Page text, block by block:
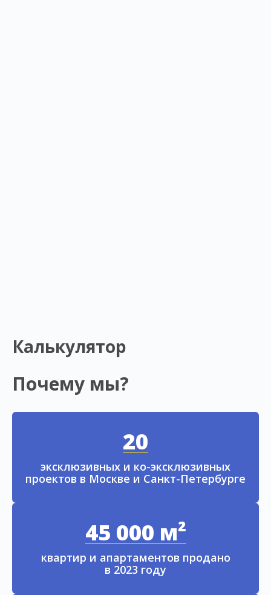
Калькулятор
Почему мы?
20
эксклюзивных и ко-эксклюзивных
проектов в Москве и Санкт-Петербурге
45 000 м²
квартир и апартаментов продано
в 2023 году